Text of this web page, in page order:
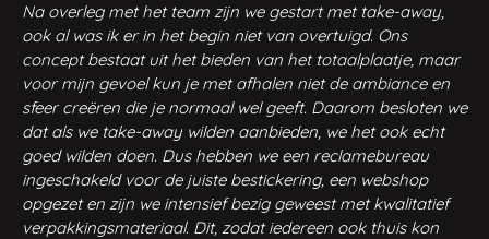
Na overleg met het team zijn we gestart met take-away,
ook al was ik er in het begin niet van overtuigd. Ons
concept bestaat uit het bieden van het totaalplaatje, maar
voor mijn gevoel kun je met afhalen niet de ambiance en
sfeer creëren die je normaal wel geeft. Daarom besloten we
dat als we take-away wilden aanbieden, we het ook echt
goed wilden doen. Dus hebben we een reclamebureau
ingeschakeld voor de juiste bestickering, een webshop
opgezet en zijn we intensief bezig geweest met kwalitatief
verpakkingsmateriaal. Dit, zodat iedereen ook thuis kon